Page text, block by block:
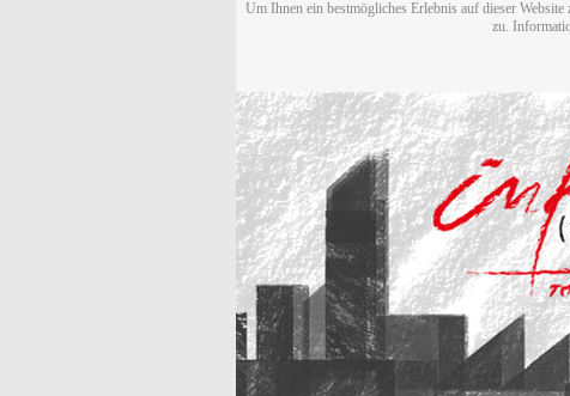
Um Ihnen ein bestmögliches Erlebnis auf dieser
zu.